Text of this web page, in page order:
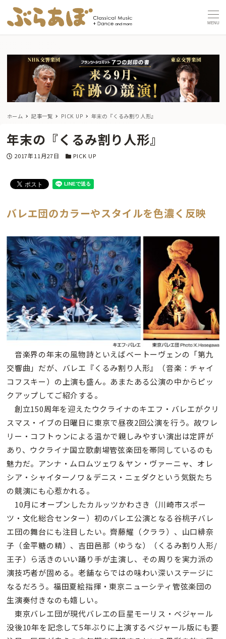
MENU
ホーム 記事一覧 PICK UP 年末の『くるみ割り人形』
年末の『くるみ割り人形』
投稿日
2017年11月27日 カテゴリー
PICK UP
バレエ団のカラーやスタイルを色濃く反映
音楽界の年末の風物詩といえばベートーヴェンの「第九
交響曲」だが、バレエ『くるみ割り人形』（音楽：チャイ
コフスキー）の上演も盛ん。あまたある公演の中からピッ
クアップしてご紹介する。
創立150周年を迎えたウクライナのキエフ・バレエがクリ
スマス・イブの日曜日に東京で昼夜2回公演を行う。故ワレ
リー・コフトゥンによる温かで親しみやすい演出は定評が
あり、ウクライナ国立歌劇場管弦楽団を帯同しているのも
魅力だ。アンナ・ムロムツェワ＆ヤン・ヴァーニャ、オレ
シア・シャイターノワ＆デニス・ニェダクという気鋭たち
の競演にも心惹かれる。
10月にオープンしたカルッツかわさき（川崎市スポー
ツ・文化総合センター）初のバレエ公演となる谷桃子バレ
エ団の舞台にも注目したい。齊藤耀（クララ）、山口緋奈
子（金平糖の精）、吉田邑那（ゆうな）（くるみ割り人形/
王子）ら活きのいい踊り手が主演し、その周りを実力派の
演技巧者が固める。老舗ならではの味わい深いステージに
なるだろう。福田夏絵指揮・東京ニューシティ管弦楽団の
生演奏付きなのも嬉しい。
東京バレエ団が現代バレエの巨星モーリス・ベジャール
没後10年を記念して5年ぶりに上演するベジャール版にも要